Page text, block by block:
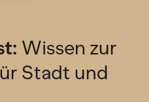
Wissen zur
Stadt und